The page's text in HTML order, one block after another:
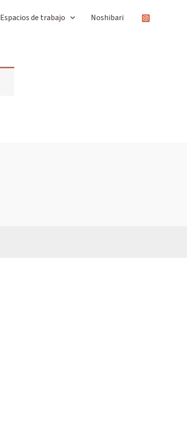
Espacios de trabajo Noshibari